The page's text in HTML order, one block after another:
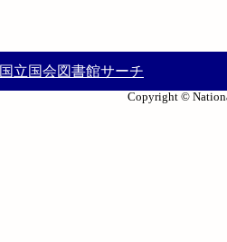
国立国会図書館サーチ
Copyright ©